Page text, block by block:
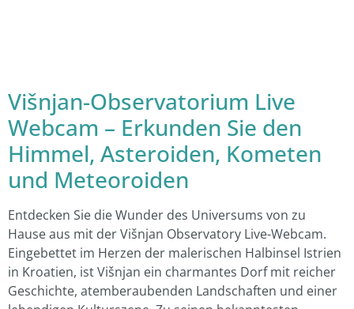
Višnjan-Observatorium Live
Webcam – Erkunden Sie den
Himmel, Asteroiden, Kometen
und Meteoroiden
Entdecken Sie die Wunder des Universums von zu
Hause aus mit der Višnjan Observatory Live-Webcam.
Eingebettet im Herzen der malerischen Halbinsel Istrien
in Kroatien, ist Višnjan ein charmantes Dorf mit reicher
Geschichte, atemberaubenden Landschaften und einer